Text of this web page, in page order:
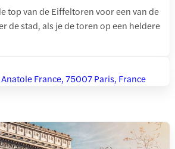
top van de Eiffeltoren voor een van de
de stad, als je de toren op een heldere
France, 75007 Paris, France